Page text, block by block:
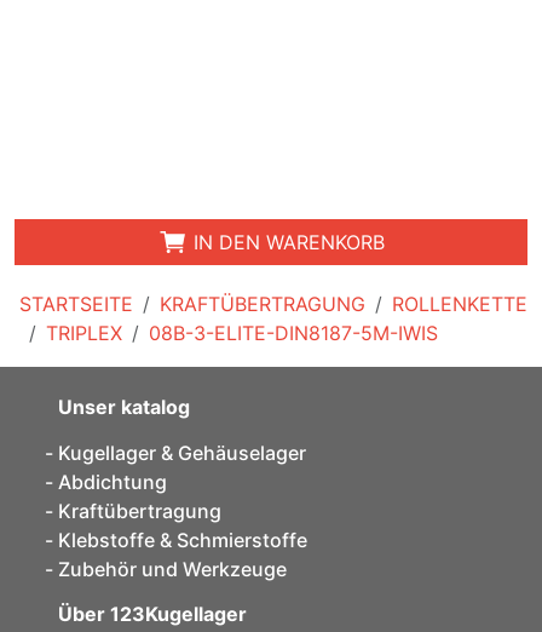
STARTSEITE KRAFTÜBERTRAGUNG
ROLLENKETTE
TRIPLEX
08B-3-ELITE-DIN8187-5M-IWIS
IN DEN WARENKORB
Unser katalog
Kugellager & Gehäuselager
Abdichtung
Kraftübertragung
Klebstoffe & Schmierstoffe
Zubehör und Werkzeuge
Über 123Kugellager